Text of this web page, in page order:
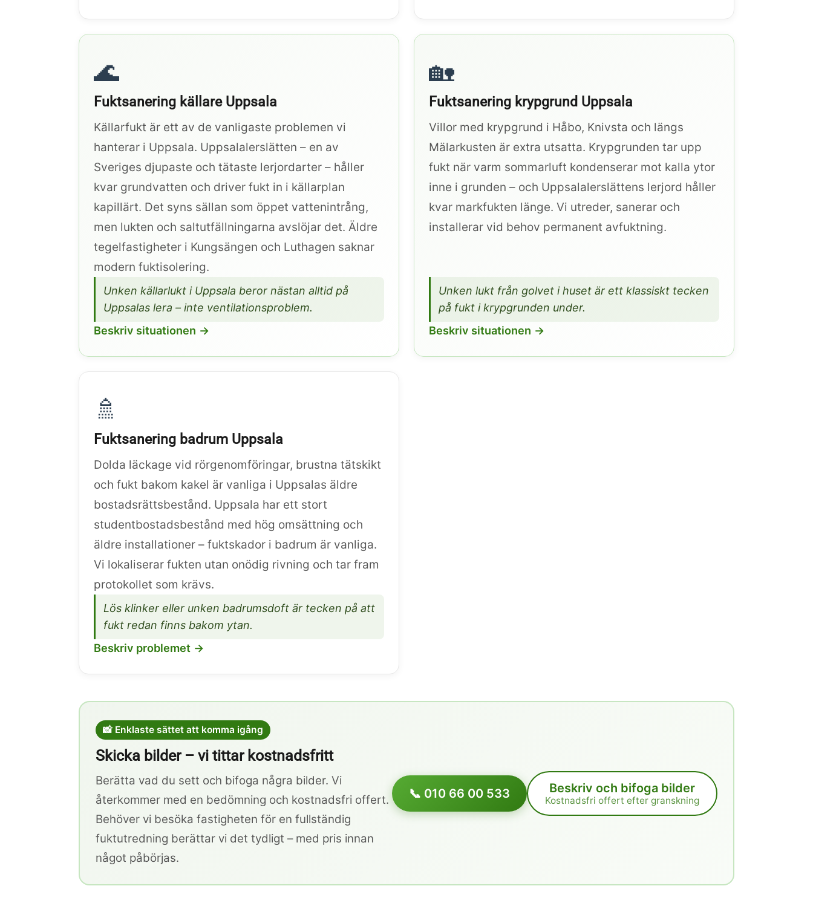
🌊
Fuktsanering källare Uppsala
Källarfukt är ett av de vanligaste problemen vi
hanterar i Uppsala. Uppsalalerslätten – en av
Sveriges djupaste och tätaste lerjordarter – håller
kvar grundvatten och driver fukt in i källarplan
kapillärt. Det syns sällan som öppet vattenintrång,
men lukten och saltutfällningarna avslöjar det. Äldre
tegelfastigheter i Kungsängen och Luthagen saknar
modern fuktisolering.
Unken källarlukt i Uppsala beror nästan alltid på
Uppsalas lera – inte ventilationsproblem.
Beskriv situationen →
🏡
Fuktsanering krypgrund Uppsala
Villor med krypgrund i Håbo, Knivsta och längs
Mälarkusten är extra utsatta. Krypgrunden tar upp
fukt när varm sommarluft kondenserar mot kalla ytor
inne i grunden – och Uppsalalerslättens lerjord håller
kvar markfukten länge. Vi utreder, sanerar och
installerar vid behov permanent avfuktning.
Unken lukt från golvet i huset är ett klassiskt tecken
på fukt i krypgrunden under.
Beskriv situationen →
🚿
Fuktsanering badrum Uppsala
Dolda läckage vid rörgenomföringar, brustna tätskikt
och fukt bakom kakel är vanliga i Uppsalas äldre
bostadsrättsbestånd. Uppsala har ett stort
studentbostadsbestånd med hög omsättning och
äldre installationer – fuktskador i badrum är vanliga.
Vi lokaliserar fukten utan onödig rivning och tar fram
protokollet som krävs.
Lös klinker eller unken badrumsdoft är tecken på att
fukt redan finns bakom ytan.
Beskriv problemet →
📸 Enklaste sättet att komma igång
Skicka bilder – vi tittar kostnadsfritt
Berätta vad du sett och bifoga några bilder. Vi
återkommer med en bedömning och kostnadsfri offert.
Behöver vi besöka fastigheten för en fullständig
fuktutredning berättar vi det tydligt – med pris innan
något påbörjas.
📞 010 66 00 533 Beskriv och bifoga bilder
Kostnadsfri offert efter granskning